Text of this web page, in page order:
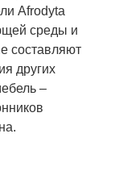
Afrodyta
среды и
составляют
других
–